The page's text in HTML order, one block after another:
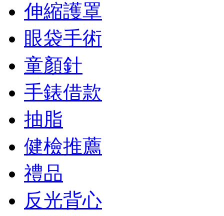
伸縮護罩
眼袋手術
童顏針
手錶借款
抽脂
健檢推薦
禮品
反光背心